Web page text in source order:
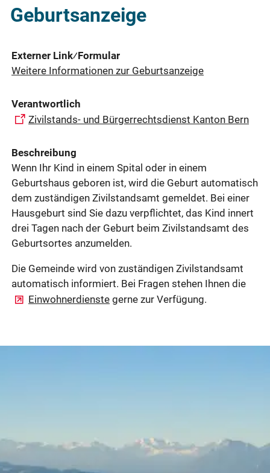
Geburtsanzeige
Externer Link⁄Formular
Weitere Informationen zur Geburtsanzeige
Verantwortlich
Zivilstands- und Bürgerrechtsdienst Kanton Bern
Beschreibung
Wenn Ihr Kind in einem Spital oder in einem
Geburtshaus geboren ist, wird die Geburt automatisch
dem zuständigen Zivilstandsamt gemeldet. Bei einer
Hausgeburt sind Sie dazu verpflichtet, das Kind innert
drei Tagen nach der Geburt beim Zivilstandsamt des
Geburtsortes anzumelden.
Die Gemeinde wird von zuständigen Zivilstandsamt
automatisch informiert. Bei Fragen stehen Ihnen die
Einwohnerdienste gerne zur Verfügung.